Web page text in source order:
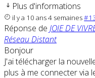
Plus d'informations
il y a 10 ans 4 semaines
Réponse de JOIE DE
Réseau Distant
Bonjour
J'ai télécharger la
plus à me connecter via